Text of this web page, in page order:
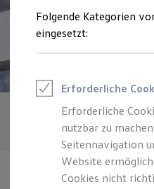
Junge
Volkswagen
Zubehör- und
Leasing
Leasing-
Junge
Elektroauto
Kleinwagen-
Leasing ohne
Finanzierung
Folgende Kategorien
eingesetzt:
Erforderliche
Erforderliche
nutzbar zu
Seitennavigation
Website
Cookies nicht